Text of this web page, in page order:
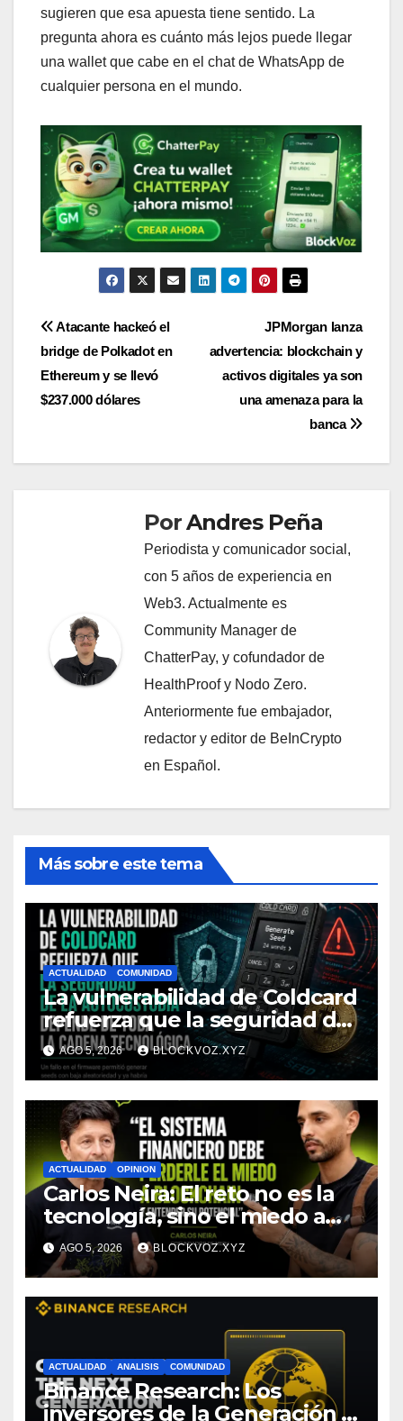
sugieren que esa apuesta tiene sentido. La
pregunta ahora es cuánto más lejos puede llegar
una wallet que cabe en el chat de WhatsApp de
cualquier persona en el mundo.
Navegación
de
entradas
JPMorgan lanza
advertencia: blockchain y
activos digitales ya son
una amenaza para la
banca
Atacante hackeó el
bridge de Polkadot en
Ethereum y se llevó
$237.000 dólares
PorAndres Peña
Periodista y comunicador social,
con 5 años de experiencia en
Web3. Actualmente es
Community Manager de
ChatterPay, y cofundador de
HealthProof y Nodo Zero.
Anteriormente fue embajador,
redactor y editor de BeInCrypto
en Español.
Más sobre este tema
ACTUALIDAD COMUNIDAD
La vulnerabilidad de Coldcard
refuerza que la seguridad de
la autocustodia depende de
toda la cadena tecnológica,
afirma CoinEx Research
AGO 5, 2026 BLOCKVOZ.XYZ
ACTUALIDAD OPINION
Carlos Neira: El reto no es la
tecnología, sino el miedo a
entenderla
AGO 5, 2026 BLOCKVOZ.XYZ
ACTUALIDAD ANALISIS COMUNIDAD
Binance Research: Los
inversores de la Generación Z